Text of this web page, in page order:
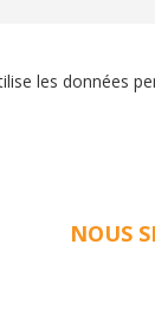
les données
NOUS